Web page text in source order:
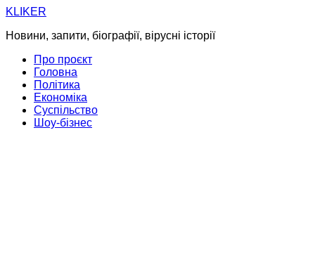
Skip
content
KLIKER
Новини, запити, біографії, вірусні історії
Про проєкт
Головна
Політика
Економіка
Суспільство
Шоу-бізнес